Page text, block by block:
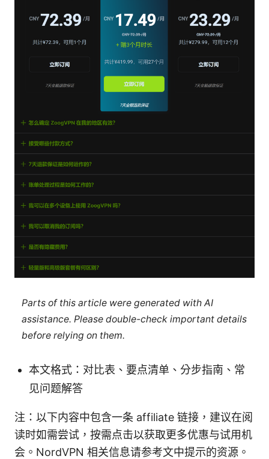
Parts of this article were generated with AI
assistance. Please double-check important details
before relying on them.
本文格式：对比表、要点清单、分步指南、常
见问题解答
注：以下内容中包含一条 affiliate 链接，建议在阅
读时如需尝试，按需点击以获取更多优惠与试用机
会。NordVPN 相关信息请参考文中提示的资源。